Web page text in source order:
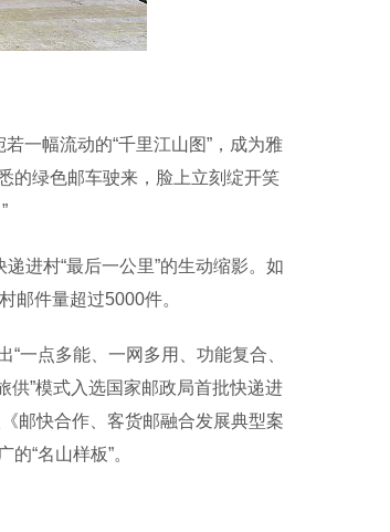
一幅流动的“千里江山图”，成为雅
的绿色邮车驶来，脸上立刻绽开笑
进村“最后一公里”的生动缩影。如
邮件量超过5000件。
点多能、一网多用、功能复合、
供”模式入选国家邮政局首批快递进
邮快合作、客货邮融合发展典型案
“名山样板”。